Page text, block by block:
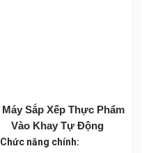
Máy Sắp Xếp Thực Phẩm
Vào Khay Tự Động
Chức năng chính: